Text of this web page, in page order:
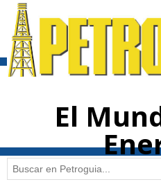
contenido
El
Buscar